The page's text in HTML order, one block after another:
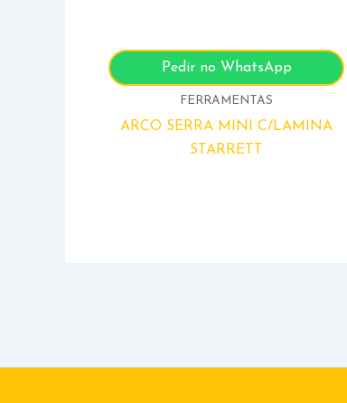
Pedir no WhatsApp
FERRAMENTAS
ARCO SERRA MINI C/LAMINA
STARRETT